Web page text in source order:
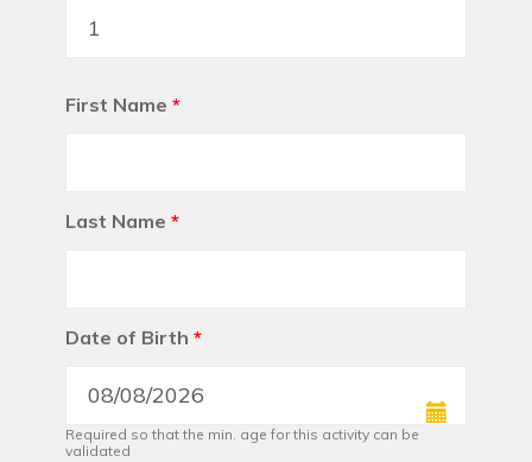
First Name *
Last Name *
Date of Birth *
Required so that the min. age for this activity can be
validated